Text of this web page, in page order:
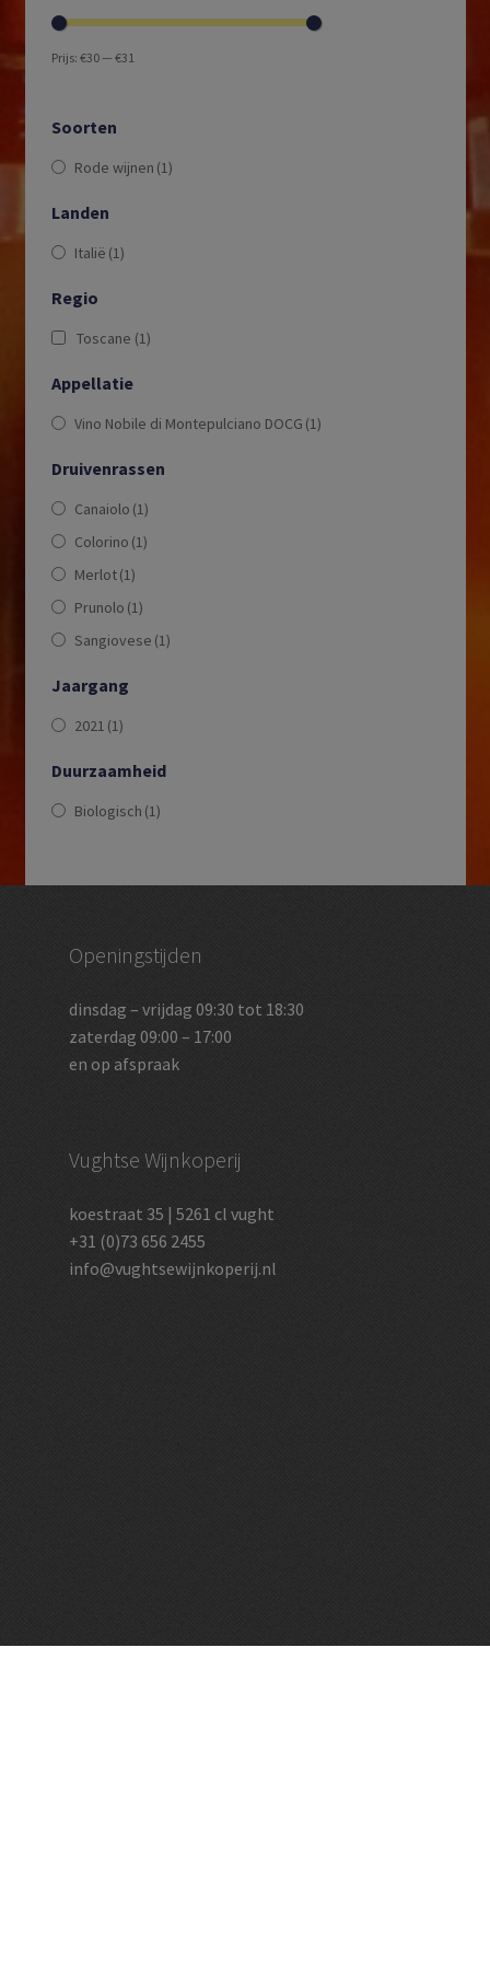
Prijs: €30— €31
Soorten
Rode wijnen (1)
Landen
Italië (1)
Regio
Toscane (1)
Appellatie
Vino Nobile di Montepulciano DOCG (1)
Druivenrassen
Canaiolo (1)
Colorino (1)
Merlot(1)
Prunolo (1)
Sangiovese (1)
Jaargang
2021 (1)
Duurzaamheid
Biologisch (1)
Openingstijden
dinsdag – vrijdag 09:30 tot 18:30
zaterdag 09:00 – 17:00
en op afspraak
Vughtse Wijnkoperij
koestraat 35 | 5261 cl vught
+31 (0)73 656 2455
info@vughtsewijnkoperij.nl